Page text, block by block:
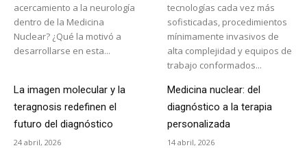
acercamiento a la neurología
dentro de la Medicina
Nuclear? ¿Qué la motivó a
desarrollarse en esta...
tecnologías cada vez más
sofisticadas, procedimientos
mínimamente invasivos de
alta complejidad y equipos de
trabajo conformados...
La imagen molecular y la
teragnosis redefinen el
futuro del diagnóstico
24 abril, 2026
Medicina nuclear: del
diagnóstico a la terapia
personalizada
14 abril, 2026